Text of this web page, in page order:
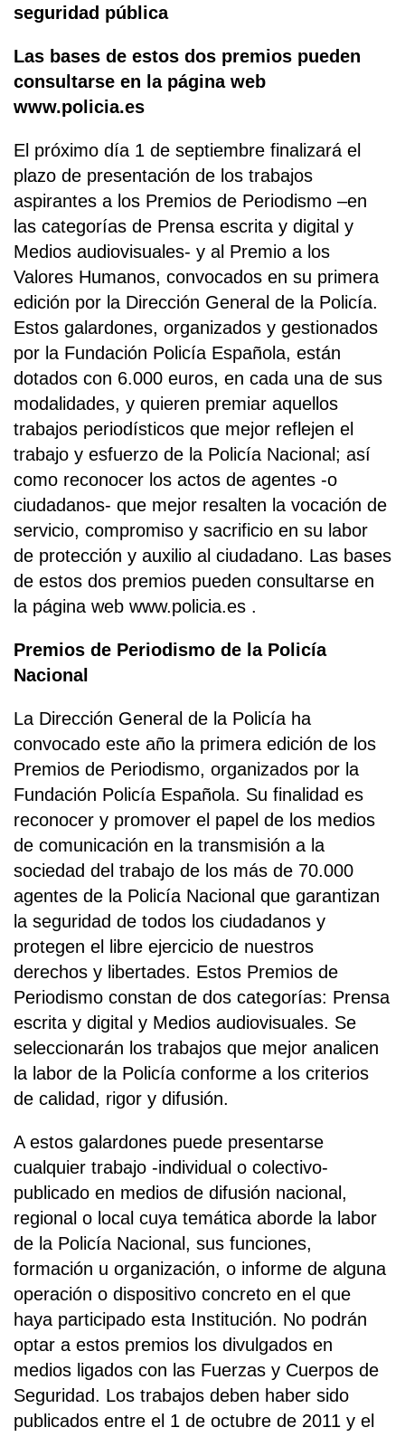
seguridad pública
Las bases de estos dos premios pueden
consultarse en la página web
www.policia.es
El próximo día 1 de septiembre finalizará el
plazo de presentación de los trabajos
aspirantes a los Premios de Periodismo –en
las categorías de Prensa escrita y digital y
Medios audiovisuales- y al Premio a los
Valores Humanos, convocados en su primera
edición por la Dirección General de la Policía.
Estos galardones, organizados y gestionados
por la Fundación Policía Española, están
dotados con 6.000 euros, en cada una de sus
modalidades, y quieren premiar aquellos
trabajos periodísticos que mejor reflejen el
trabajo y esfuerzo de la Policía Nacional; así
como reconocer los actos de agentes -o
ciudadanos- que mejor resalten la vocación de
servicio, compromiso y sacrificio en su labor
de protección y auxilio al ciudadano. Las bases
de estos dos premios pueden consultarse en
la página web www.policia.es .
Premios de Periodismo de la Policía
Nacional
La Dirección General de la Policía ha
convocado este año la primera edición de los
Premios de Periodismo, organizados por la
Fundación Policía Española. Su finalidad es
reconocer y promover el papel de los medios
de comunicación en la transmisión a la
sociedad del trabajo de los más de 70.000
agentes de la Policía Nacional que garantizan
la seguridad de todos los ciudadanos y
protegen el libre ejercicio de nuestros
derechos y libertades. Estos Premios de
Periodismo constan de dos categorías: Prensa
escrita y digital y Medios audiovisuales. Se
seleccionarán los trabajos que mejor analicen
la labor de la Policía conforme a los criterios
de calidad, rigor y difusión.
A estos galardones puede presentarse
cualquier trabajo -individual o colectivo-
publicado en medios de difusión nacional,
regional o local cuya temática aborde la labor
de la Policía Nacional, sus funciones,
formación u organización, o informe de alguna
operación o dispositivo concreto en el que
haya participado esta Institución. No podrán
optar a estos premios los divulgados en
medios ligados con las Fuerzas y Cuerpos de
Seguridad. Los trabajos deben haber sido
publicados entre el 1 de octubre de 2011 y el